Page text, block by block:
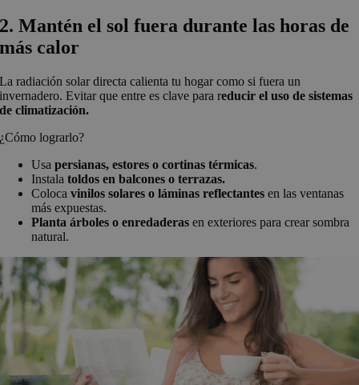
2. Mantén el sol fuera durante las horas de
más calor
La radiación solar directa calienta tu hogar como si fuera un
invernadero. Evitar que entre es clave para reducir el uso de sistemas
de climatización.
¿Cómo lograrlo?
Usapersianas, estores o cortinas térmicas.
Instalatoldos en balcones o terrazas.
Colocavinilos solares o láminas reflectantes en las ventanas
más expuestas.
Planta árboles o enredaderas en exteriores para crear sombra
natural.